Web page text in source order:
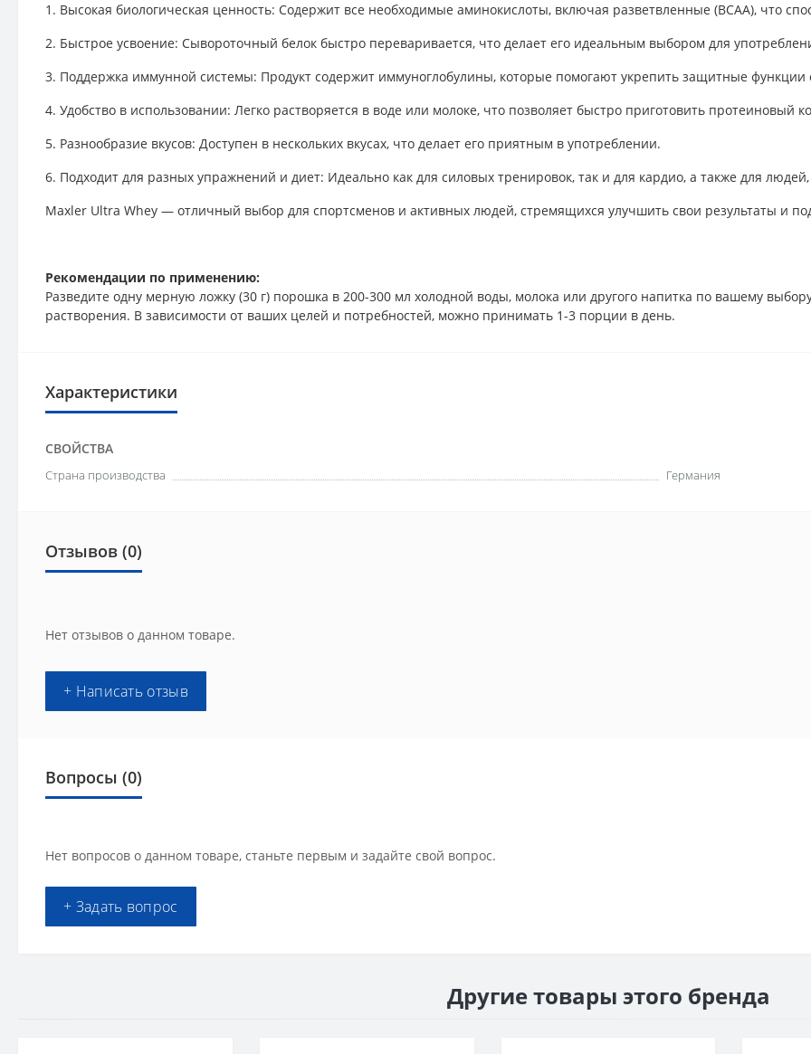
1. Высокая биологическая ценность: Содержит все необходимые аминокислоты, включая разветвленные (BCAA), что
2. Быстрое усвоение: Сывороточный белок быстро переваривается, что делает его идеальным выбором для
3. Поддержка иммунной системы: Продукт содержит иммуноглобулины, которые помогают укрепить защитные функции
4. Удобство в использовании: Легко растворяется в воде или молоке, что позволяет быстро приготовить протеиновый
5. Разнообразие вкусов: Доступен в нескольких вкусах, что делает его приятным в употреблении.
6. Подходит для разных упражнений и диет: Идеально как для силовых тренировок, так и для кардио, а также для
Maxler Ultra Whey — отличный выбор для спортсменов и активных людей, стремящихся улучшить свои результаты и
Рекомендации по применению:
Разведите одну мерную ложку (30 г) порошка в 200-300 мл холодной воды, молока или другого напитка по вашему
растворения. В зависимости от ваших целей и потребностей, можно принимать 1-3 порции в день.
Характеристики
СВОЙСТВА
Страна производства Германия
Отзывов (0)
Нет отзывов о данном товаре.
+ Написать отзыв
Вопросы (0)
Нет вопросов о данном товаре, станьте первым и задайте свой вопрос.
+ Задать вопрос
Другие товары этого бренда